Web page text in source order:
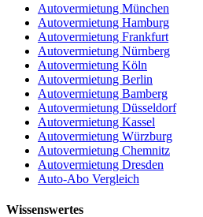
Autovermietung München
Autovermietung Hamburg
Autovermietung Frankfurt
Autovermietung Nürnberg
Autovermietung Köln
Autovermietung Berlin
Autovermietung Bamberg
Autovermietung Düsseldorf
Autovermietung Kassel
Autovermietung Würzburg
Autovermietung Chemnitz
Autovermietung Dresden
Auto-Abo Vergleich
Wissenswertes